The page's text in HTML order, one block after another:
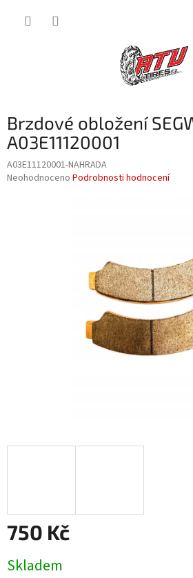
Brzdové obložení
A03E11120001
A03E11120001-NAHRADA
Průměrné
Neohodnoceno Podrobnosti hodnocení
750 Kč
cena:
Skladem